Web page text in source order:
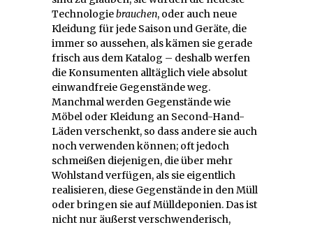
Technologiebrauchen, oder auch neue
Kleidung für jede Saison und Geräte, die
immer so aussehen, als kämen sie gerade
frisch aus dem Katalog – deshalb werfen
die Konsumenten alltäglich viele absolut
einwandfreie Gegenstände weg.
Manchmal werden Gegenstände wie
Möbel oder Kleidung an Second-Hand-
Läden verschenkt, so dass andere sie auch
noch verwenden können; oft jedoch
schmeißen diejenigen, die über mehr
Wohlstand verfügen, als sie eigentlich
realisieren, diese Gegenstände in den Müll
oder bringen sie auf Mülldeponien. Das ist
nicht nur äußerst verschwenderisch,